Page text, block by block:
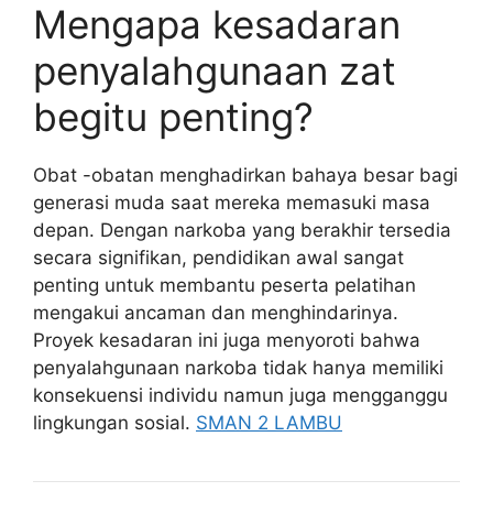
Mengapa kesadaran
penyalahgunaan zat
begitu penting?
Obat -obatan menghadirkan bahaya besar bagi
generasi muda saat mereka memasuki masa
depan. Dengan narkoba yang berakhir tersedia
secara signifikan, pendidikan awal sangat
penting untuk membantu peserta pelatihan
mengakui ancaman dan menghindarinya.
Proyek kesadaran ini juga menyoroti bahwa
penyalahgunaan narkoba tidak hanya memiliki
konsekuensi individu namun juga mengganggu
lingkungan sosial. SMAN 2 LAMBU